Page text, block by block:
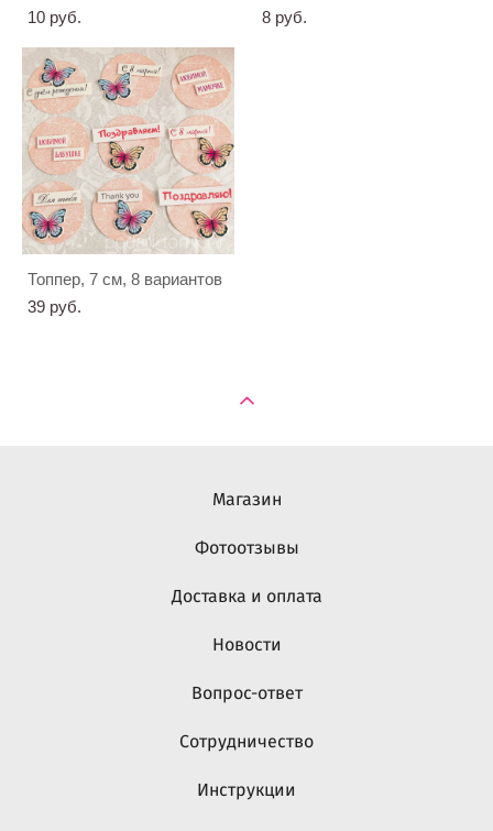
10 pуб.
8 pуб.
Топпер, 7 см, 8 вариантов
39 pуб.
Магазин
Фотоотзывы
Доставка и оплата
Новости
Вопрос-ответ
Сотрудничество
Инструкции